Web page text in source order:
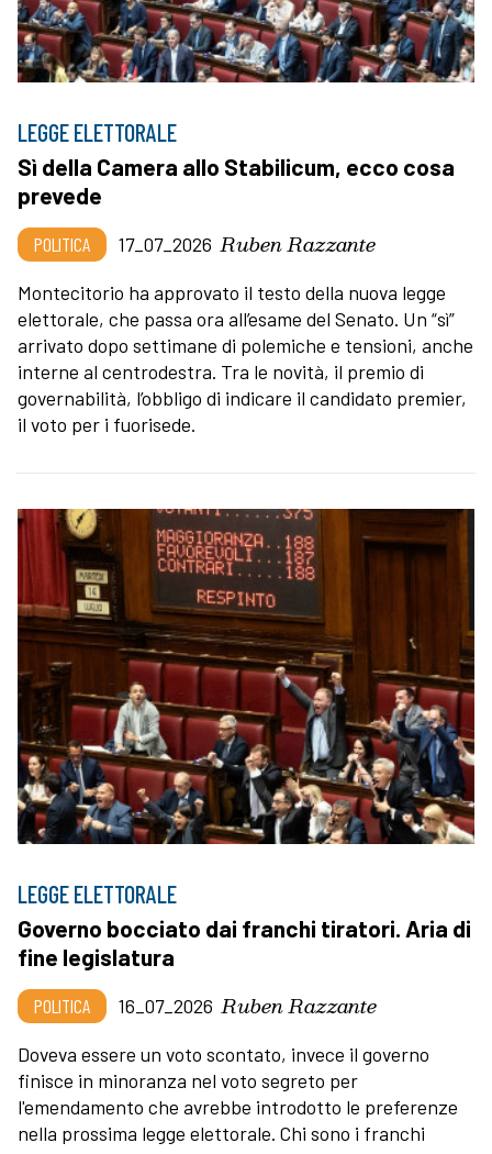
LEGGE ELETTORALE
Sì della Camera allo Stabilicum, ecco cosa
prevede
POLITICA 17_07_2026 Ruben Razzante
Montecitorio ha approvato il testo della nuova legge
elettorale, che passa ora all’esame del Senato. Un “sì”
arrivato dopo settimane di polemiche e tensioni, anche
interne al centrodestra. Tra le novità, il premio di
governabilità, l’obbligo di indicare il candidato premier,
il voto per i fuorisede.
LEGGE ELETTORALE
Governo bocciato dai franchi tiratori. Aria di
fine legislatura
POLITICA 16_07_2026 Ruben Razzante
Doveva essere un voto scontato, invece il governo
finisce in minoranza nel voto segreto per
l'emendamento che avrebbe introdotto le preferenze
nella prossima legge elettorale. Chi sono i franchi